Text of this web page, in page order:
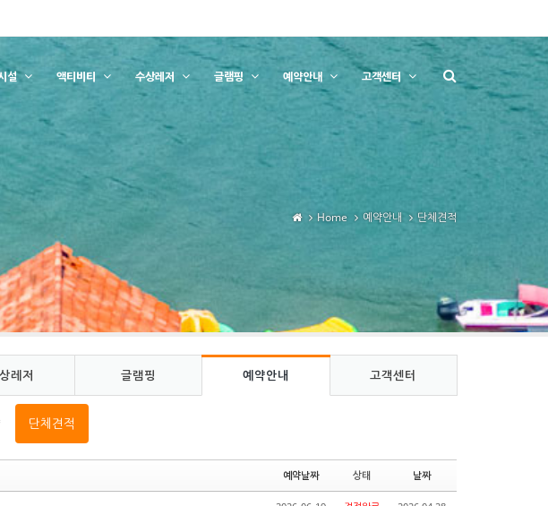
설 액티비티 수상레저 글램핑 예약안내 고객센터
Home 예약안내 단체견적
레저 글램핑 예약안내 고객센터
단체견적
예약날짜 상태 날짜